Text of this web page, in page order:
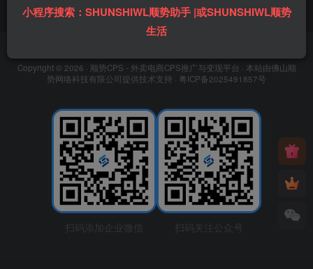
Copyright © 2026 · 顺势CPS - 外卖电商CPS推广与变现平台 · 本站由佛山顺
势网络科技有限公司提供技术支持 · 粤ICP备2025491857号
扫码添加企业微信 扫码关注公众号
小程序搜索：SHUNSHIWL顺势助手 |或SHUNSHIWL顺势
生活